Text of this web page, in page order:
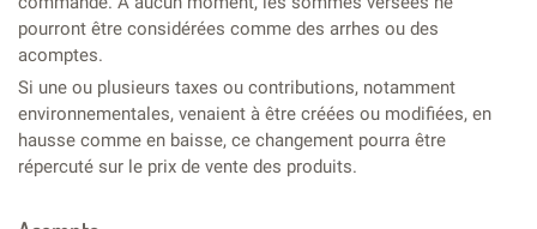
pourront être considérées comme des arrhes ou des
acomptes.
Si une ou plusieurs taxes ou contributions, notamment
environnementales, venaient à être créées ou modifiées, en
hausse comme en baisse, ce changement pourra être
répercuté sur le prix de vente des produits.